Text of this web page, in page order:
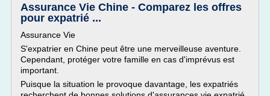
Assurance Vie Chine - Comparez les offres
pour expatrié ...
Assurance Vie
S'expatrier en Chine peut être une merveilleuse aventure.
Cependant, protéger votre famille en cas d'imprévus est
important.
Puisque la situation le provoque davantage, les expatriés